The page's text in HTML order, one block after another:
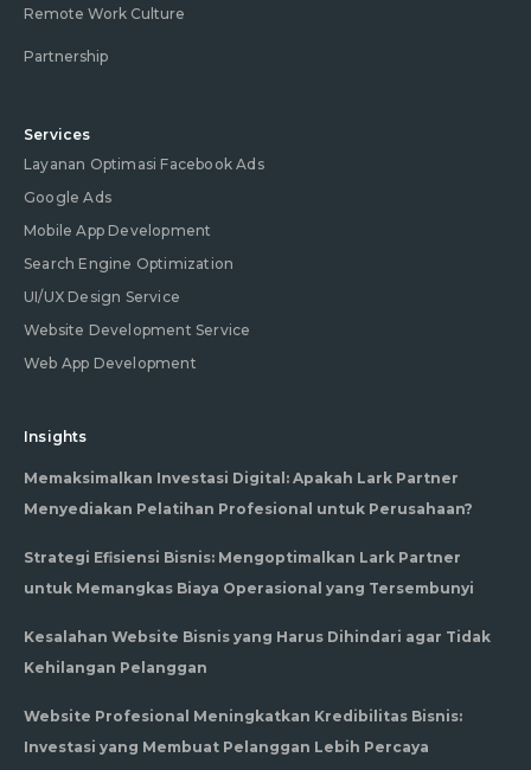
Remote Work Culture
Partnership
Services
Layanan Optimasi Facebook Ads
Google Ads
Mobile App Development
Search Engine Optimization
UI/UX Design Service
Website Development Service
Web App Development
Insights
Memaksimalkan Investasi Digital: Apakah Lark Partner
Menyediakan Pelatihan Profesional untuk Perusahaan?
Strategi Efisiensi Bisnis: Mengoptimalkan Lark Partner
untuk Memangkas Biaya Operasional yang Tersembunyi
Kesalahan Website Bisnis yang Harus Dihindari agar Tidak
Kehilangan Pelanggan
Website Profesional Meningkatkan Kredibilitas Bisnis:
Investasi yang Membuat Pelanggan Lebih Percaya